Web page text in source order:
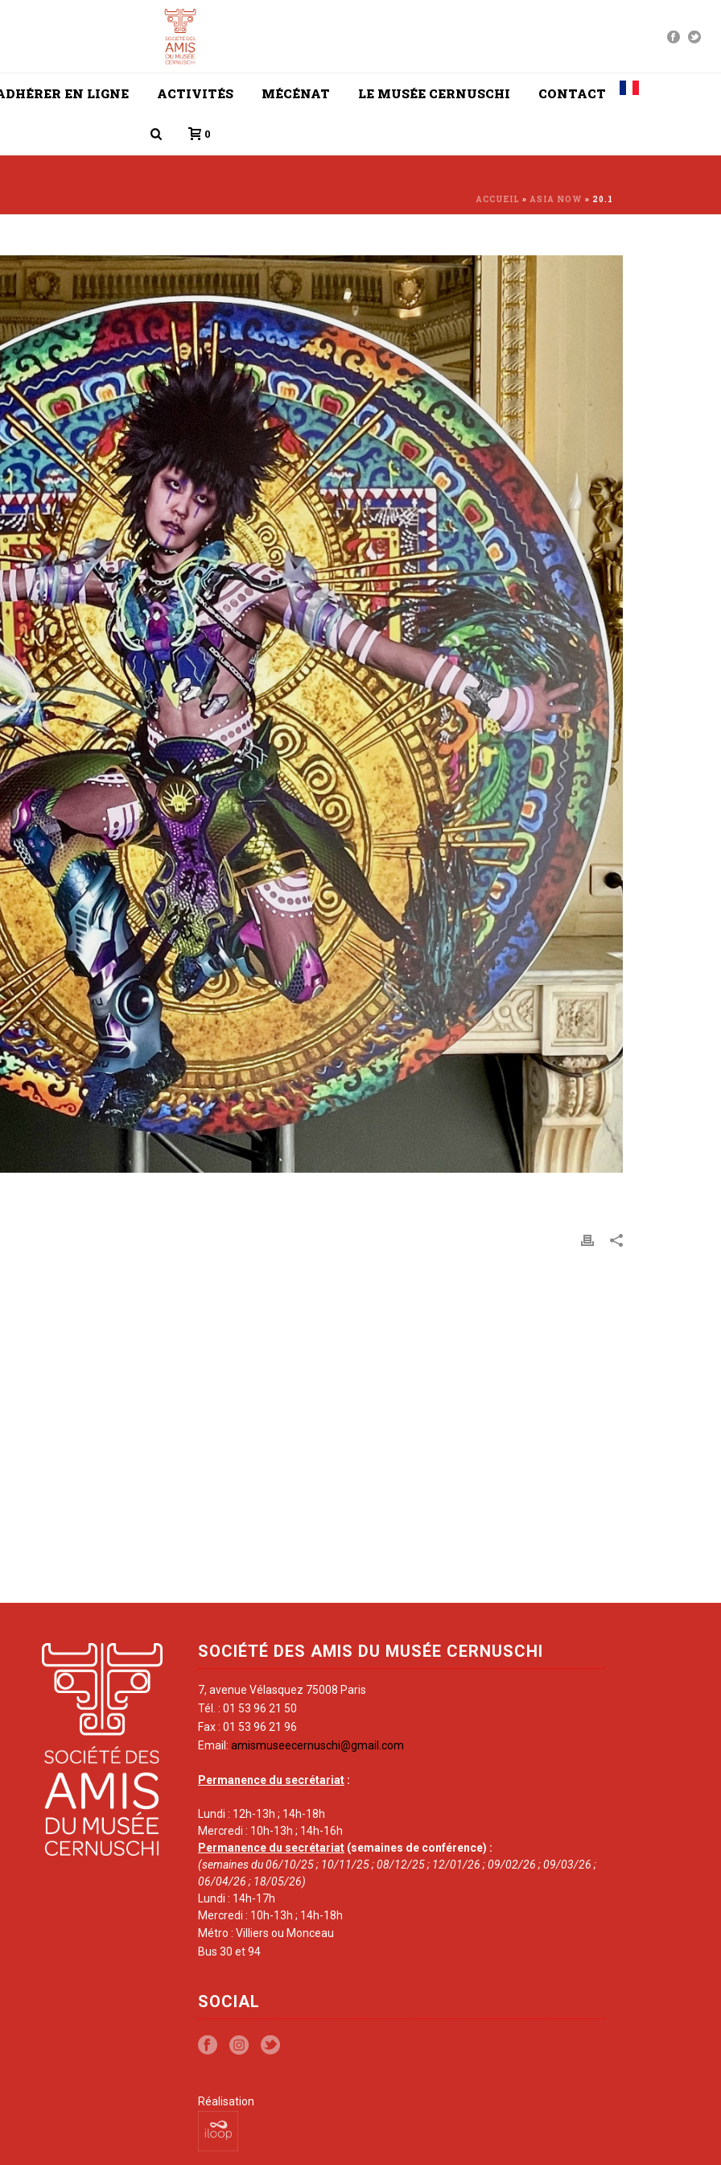
EN LIGNE ACTIVITÉS MÉCÉNAT LE MUSÉE CERNUSCHI CONTACT
0
ACCUEIL » ASIA NOW » 20.1
SOCIÉTÉ DES AMIS DU MUSÉE CERNUSCHI
7, avenue Vélasquez 75008 Paris
Tél. : 01 53 96 21 50
Fax : 01 53 96 21 96
Email: amismuseecernuschi@gmail.com
Permanence du secrétariat :
Lundi : 12h-13h ; 14h-18h
Mercredi : 10h-13h ; 14h-16h
Permanence du secrétariat (semaines de conférence) :
(semaines du 06/10/25 ; 10/11/25 ; 08/12/25 ; 12/01/26 ; 09/02/26 ; 09/03/26 ;
06/04/26 ; 18/05/26)
Lundi : 14h-17h
Mercredi : 10h-13h ; 14h-18h
Métro : Villiers ou Monceau
Bus 30 et 94
SOCIAL
Réalisation